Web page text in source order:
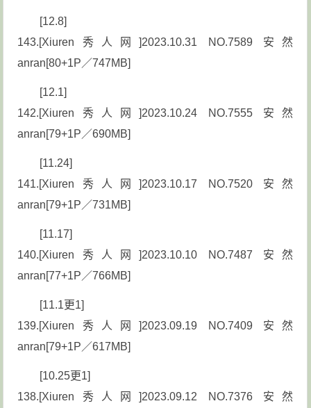
[12.8]
143.[Xiuren秀人网]2023.10.31 NO.7589 安然
anran[80+1P／747MB]
[12.1]
142.[Xiuren秀人网]2023.10.24 NO.7555 安然
anran[79+1P／690MB]
[11.24]
141.[Xiuren秀人网]2023.10.17 NO.7520 安然
anran[79+1P／731MB]
[11.17]
140.[Xiuren秀人网]2023.10.10 NO.7487 安然
anran[77+1P／766MB]
[11.1更1]
139.[Xiuren秀人网]2023.09.19 NO.7409 安然
anran[79+1P／617MB]
[10.25更1]
138.[Xiuren秀人网]2023.09.12 NO.7376 安然